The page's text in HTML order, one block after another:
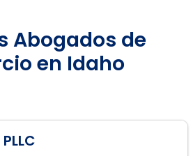
Abogados de
en Idaho